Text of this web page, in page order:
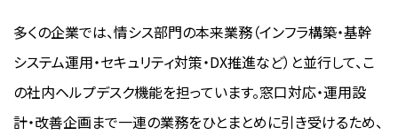
多くの企業では、情シス部門の本来業務（インフラ構築・基幹
システム運用・セキュリティ対策・DX推進など）と並行して、こ
の社内ヘルプデスク機能を担っています。窓口対応・運用設
計・改善企画まで一連の業務をひとまとめに引き受けるため、